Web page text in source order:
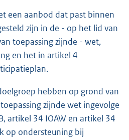
een aanbod dat past binnen
zijn in de - op het lid van
toepassing zijnde - wet,
en het in artikel 4
hebben op grond van
zijnde wet ingevolge
artikel 34 IOAW en artikel 34
op ondersteuning bij